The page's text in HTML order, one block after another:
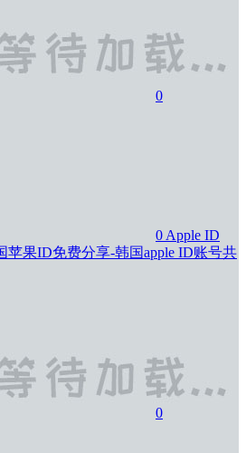
0
0 Apple ID
苹果ID免费分享-韩国apple ID账号共
0